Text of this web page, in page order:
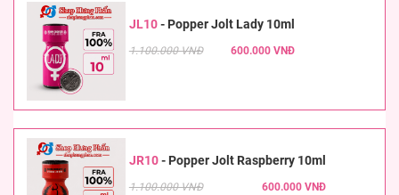
JL10- Popper Jolt Lady 10ml
1.100.000 VNĐ 600.000 VNĐ
JR10- Popper Jolt Raspberry 10ml
1.100.000 VNĐ 600.000 VNĐ